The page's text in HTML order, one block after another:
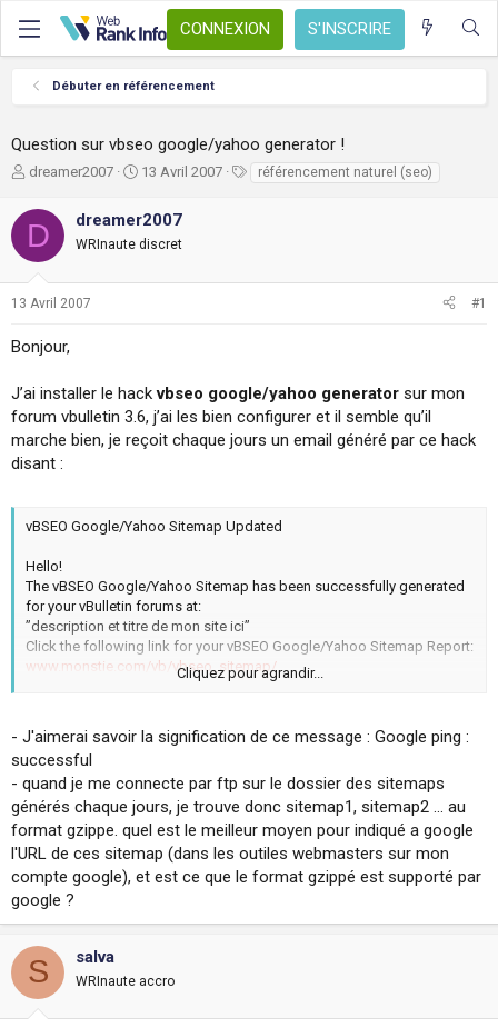
CONNEXION S'INSCRIRE
Débuter en référencement
Question sur vbseo google/yahoo generator !
A
t
e
u
e
a
i
s
u
s
o
dreamer2007
D
t
e
d
13 Avril 2007 référencement naturel (seo)
D dreamer2007
WRInaute discret
13 Avril 2007 #1
Bonjour,
J’ai installer le hackvbseo google/yahoo generator sur mon
forum vbulletin 3.6, j’ai les bien configurer et il semble qu’il
marche bien, je reçoit chaque jours un email généré par ce hack
disant :
vBSEO Google/Yahoo Sitemap Updated
Hello!
The vBSEO Google/Yahoo Sitemap has been successfully generated
for your vBulletin forums at:
”description et titre de mon site ici”
Click the following link for your vBSEO Google/Yahoo Sitemap Report:
www.monstie.com/vb/vbseo_sitemap/
============================
Forum Display: 45
Show Thread: 340
Show Post: 808
Member Profiles: 113
Archive: 40
Total Indexed URLs: 1347
Total Processing Time: 0.92 seconds
Google ping: Successful.
============================
vBSEO(TM) c 2005 Crawlability, Inc.
Cliquez pour agrandir...
- J'aimerai savoir la signification de ce message : Google ping :
successful
- quand je me connecte par ftp sur le dossier des sitemaps
générés chaque jours, je trouve donc sitemap1, sitemap2 ... au
format gzippe. quel est le meilleur moyen pour indiqué a google
l'URL de ces sitemap (dans les outiles webmasters sur mon
compte google), et est ce que le format gzippé est supporté par
google ?
S salva
WRInaute accro